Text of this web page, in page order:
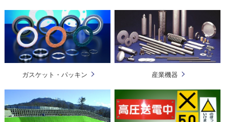
ガスケット・パッキン 産業機器